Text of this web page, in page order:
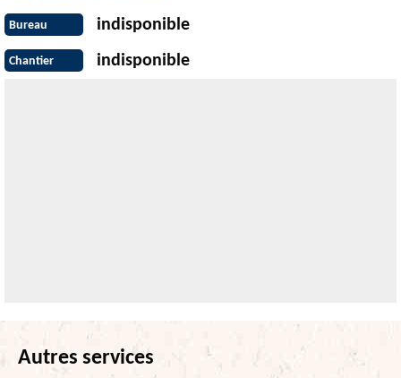
Bureau indisponible
Chantier indisponible
Autres services